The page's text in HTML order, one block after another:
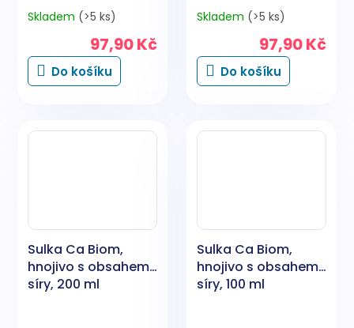
Skladem (>5 ks)
97,90 Kč
Do košíku
Skladem (>5 ks)
97,90 Kč
Do košíku
Sulka Ca Biom,
hnojivo s obsahem
síry, 200 ml
Sulka Ca Biom,
hnojivo s obsahem
síry, 100 ml